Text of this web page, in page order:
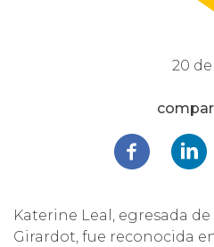
20
Katerine Leal, egresada de
Girardot, fue reconocida